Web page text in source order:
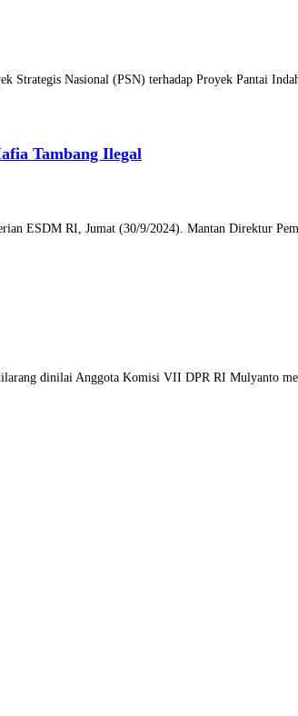
Strategis Nasional (PSN) terhadap Proyek Pantai
Tambang Ilegal
ESDM RI, Jumat (30/9/2024). Mantan Direktur
dinilai Anggota Komisi VII DPR RI Mulyanto